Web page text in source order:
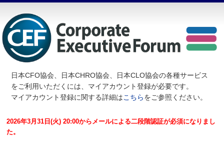
日本CFO協会、日本CHRO協会、日本CLO協会の各種サービス
をご利用いただくには、マイアカウント登録が必要です。
マイアカウント登録に関する詳細はこちらをご参照ください。
2026年3月31日(火) 20:00からメールによる二段階認証が必須になりまし
た。